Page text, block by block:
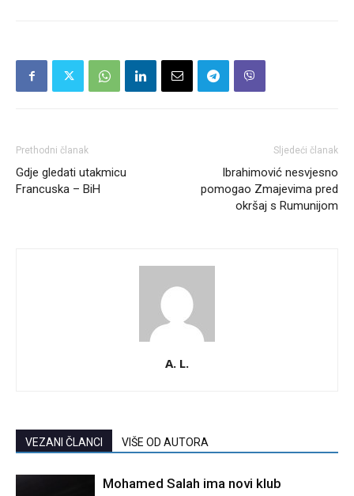
Prethodni članak
Gdje gledati utakmicu
Francuska – BiH
Sljedeći članak
Ibrahimović nesvjesno
pomogao Zmajevima pred
okršaj s Rumunijom
A. L.
VEZANI ČLANCI VIŠE OD AUTORA
Mohamed Salah ima novi klub